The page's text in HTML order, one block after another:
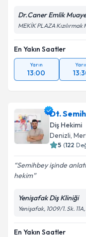
Dr.Caner Emlik
MEKİK PLAZA
En Yakın Saatler
Yarın
13:00
Dt.
Diş Hekimi
Denizli,
5 (122
Semihbey işinde
hekim
Yenişafak Diş Kliniği
Yenişafak, 1009/1. Sk.
En Yakın Saatler